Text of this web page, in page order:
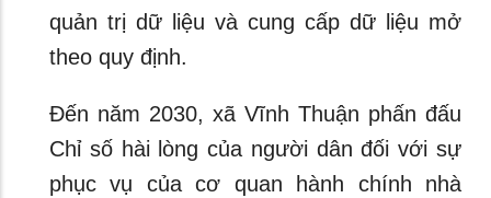
quản trị dữ liệu và cung cấp dữ liệu mở
theo quy định.
Đến năm 2030, xã Vĩnh Thuận phấn đấu
Chỉ số hài lòng của người dân đối với sự
phục vụ của cơ quan hành chính nhà